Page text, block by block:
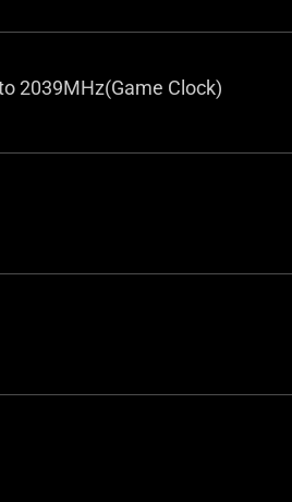
2039MHz(Game Clock)